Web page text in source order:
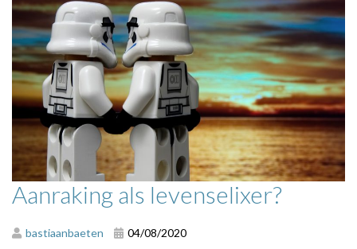
Aanraking als levenselixer?
bastiaanbaeten 04/08/2020